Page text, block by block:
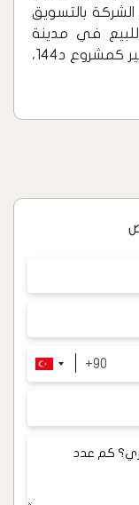
بالتسويق
للبيع في مدينة
إسطنبول، بما فيها منطقة بهجة شهير كمشروع د144،